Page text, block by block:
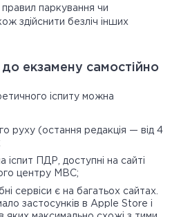
паркування чи
здійснити безліч інших
до екзамену самостійно
іспиту можна
руху (остання редакція — від 4
іспит ПДР, доступні на сайті
центру МВС;
сервіси є на багатьох сайтах.
застосунків в Apple Store і